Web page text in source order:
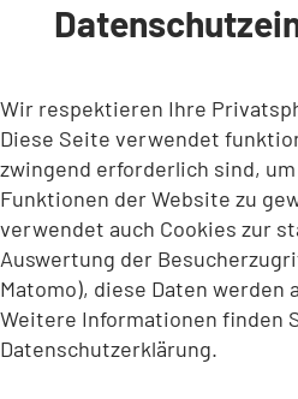
INHALT ANSPRINGEN
Wir respektieren Ihre
Diese Seite verwendet
zwingend erforderlich sind,
Funktionen der Website zu
verwendet auch Cookies zur
Auswertung der
Matomo), diese Daten
Weitere Informationen finden
Datenschutzerklärung.